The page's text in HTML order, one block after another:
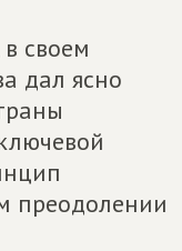
своем
дал ясно
преодолении